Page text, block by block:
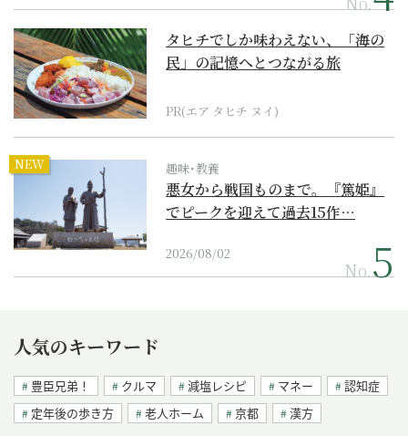
タヒチでしか味わえない、「海の
民」の記憶へとつながる旅
PR(エア タヒチ ヌイ)
NEW 趣味･教養
悪女から戦国ものまで。『篤姫』
でピークを迎えて過去15作…
2026/08/02
No.
人気のキーワード
豊臣兄弟！ クルマ 減塩レシピ マネー
認知症
定年後の歩き方
老人ホーム 京都 漢方